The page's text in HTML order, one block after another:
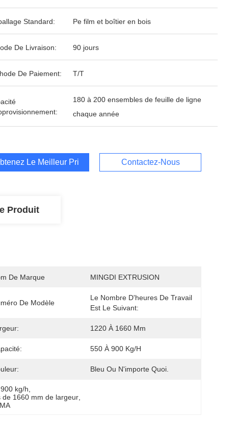
Standard: Pe film et boîtier en bois
De Livraison: 90 jours
De Paiement: T/T
180 à 200 ensembles de feuille de ligne
chaque année
Le Meilleur Prix Contactez-Nous
Produit
De Marque MINGDI EXTRUSION
De Modèle
Le Nombre D'heures De Travail
Est Le Suivant:
1220 À 1660 Mm
550 À 900 Kg/h
Bleu Ou N'importe Quoi.
kg/h
de 1660 mm de largeur